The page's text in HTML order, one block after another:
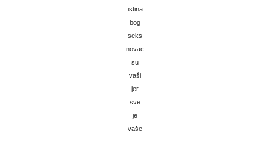
istina
bog
seks
novac
su
vaši
jer
sve
je
vaše